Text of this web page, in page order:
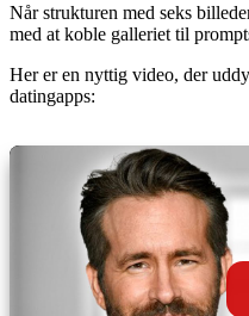
Når strukturen med seks
med at koble galleriet til
Her er en nyttig video, der
datingapps: